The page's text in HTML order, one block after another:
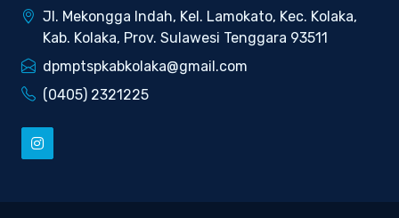
Jl. Mekongga Indah, Kel. Lamokato, Kec. Kolaka,
Kab. Kolaka, Prov. Sulawesi Tenggara 93511
dpmptspkabkolaka@gmail.com
(0405) 2321225